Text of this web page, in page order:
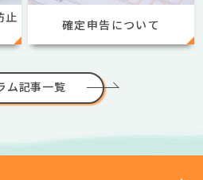
止
確定申告について
ム記事一覧